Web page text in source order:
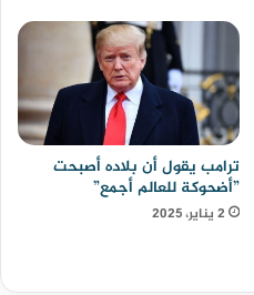
ترامب يقول أن بلاده أصبحت
”أضحوكة للعالم أجمع”
2 يناير، 2025